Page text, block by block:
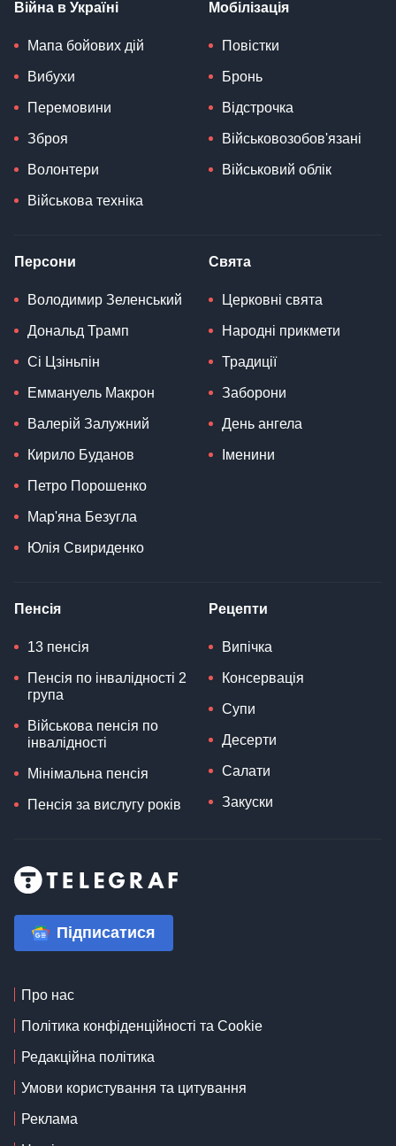
Війна в Україні
Мапа бойових дій
Вибухи
Перемовини
Зброя
Волонтери
Військова техніка
Мобілізація
Повістки
Бронь
Відстрочка
Військовозобов'язані
Військовий облік
Персони
Володимир Зеленський
Дональд Трамп
Сі Цзіньпін
Еммануель Макрон
Валерій Залужний
Кирило Буданов
Петро Порошенко
Мар'яна Безугла
Юлія Свириденко
Свята
Церковні свята
Народні прикмети
Традиції
Заборони
День ангела
Іменини
Пенсія
13 пенсія
Пенсія по інвалідності 2
група
Військова пенсія по
інвалідності
Мінімальна пенсія
Пенсія за вислугу років
Рецепти
Випічка
Консервація
Супи
Десерти
Салати
Закуски
Підписатися
Про нас
Політика конфіденційності та Cookie
Редакційна політика
Умови користування та цитування
Реклама